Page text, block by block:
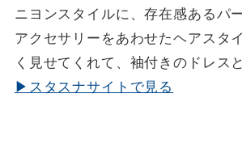
ニヨンスタイルに、存在感あるパ
アクセサリーをあわせたヘアスタ
く見せてくれて、袖付きのドレス
▶スタスナサイトで見る